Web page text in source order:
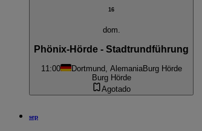
16
dom.
Phönix-Hörde - Stadtrundführung
11:00 Dortmund, AlemaniaBurg Hörde
Burg Hörde
Agotado
sep